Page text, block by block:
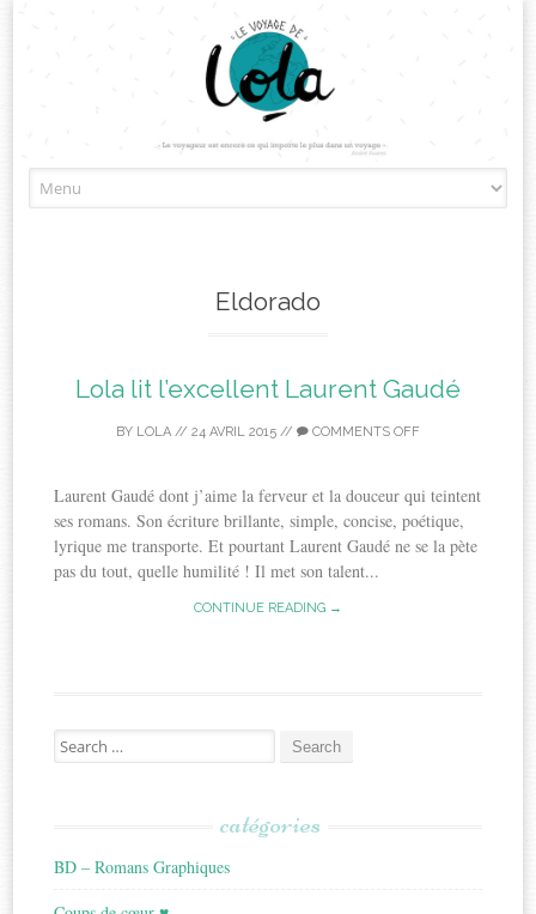
to
Eldorado
Lola lit l’excellent Laurent Gaudé
BY LOLA // 24 AVRIL 2015 // COMMENTS OFF
Laurent Gaudé dont j’aime la ferveur et la douceur qui teintent
ses romans. Son écriture brillante, simple, concise, poétique,
lyrique me transporte. Et pourtant Laurent Gaudé ne se la pète
pas du tout, quelle humilité ! Il met son talent...
CONTINUE READING →
Search
for:
catégories
BD – Romans Graphiques